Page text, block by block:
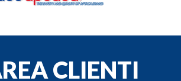
CLIENTI